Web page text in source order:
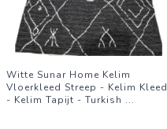
Witte Sunar Home Kelim
Vloerkleed Streep - Kelim Kleed
- Kelim Tapijt - Turkish ...